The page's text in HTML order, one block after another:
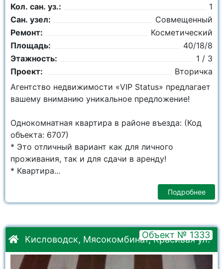
Кол. сан. уз.:
1
Сан. узел:
Совмещенный
Ремонт:
Косметический
Площадь:
40/18/8
Этажность:
1 / 3
Проект:
Вторичка
Агентство недвижимости «VIP Status» предлагает
вашему вниманию уникальное предложение!
Однокомнатная квартира в районе въезда: (Код
объекта: 6707)
* Это отличный вариант как для личного
проживания, так и для сдачи в аренду!
* Квартира...
Подробнее
Кисловодск, Мясокомбинат, Красивая ул.
Объект № 1333